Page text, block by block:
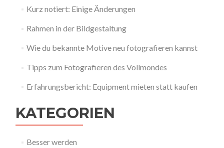
Kurz notiert: Einige Änderungen
Rahmen in der Bildgestaltung
Wie du bekannte Motive neu fotografieren kannst
Tipps zum Fotografieren des Vollmondes
Erfahrungsbericht: Equipment mieten statt kaufen
KATEGORIEN
Besser werden